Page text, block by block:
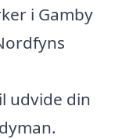
i Gamby
udvide din